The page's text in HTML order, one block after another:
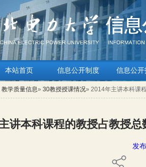
本站首页 信息公开制度 信息公开
教学质量信息» 30教授授课情况» 2014年主讲本科课
讲本科课程的教授占教授
发